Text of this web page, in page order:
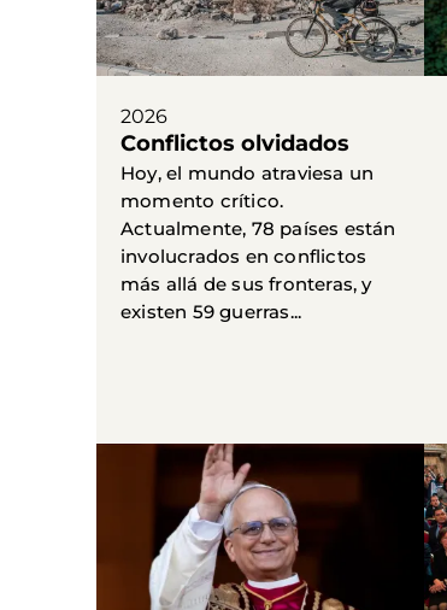
2026
Conflictos olvidados
Hoy, el mundo atraviesa un
momento crítico.
Actualmente, 78 países están
involucrados en conflictos
más allá de sus fronteras, y
existen 59 guerras...